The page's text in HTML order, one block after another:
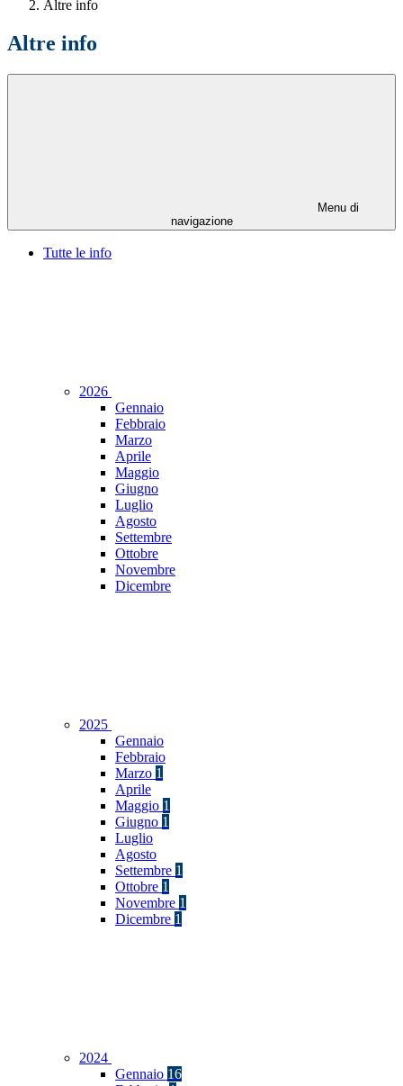
Altre info
Altre info
Menu di
navigazione
Tutte le info
2026
Gennaio
Febbraio
Marzo
Aprile
Maggio
Giugno
Luglio
Agosto
Settembre
Ottobre
Novembre
Dicembre
2025
Gennaio
Febbraio
Marzo 1
Aprile
Maggio 1
Giugno 1
Luglio
Agosto
Settembre 1
Ottobre 1
Novembre 1
Dicembre 1
2024
Gennaio 16